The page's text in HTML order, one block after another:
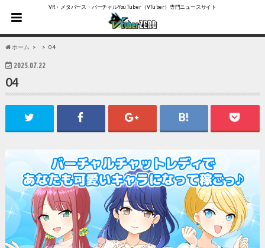
VR・メタバース・バーチャルYouTuber（VTuber）専門ニュースサイト
ホーム 04
2025.07.22
04